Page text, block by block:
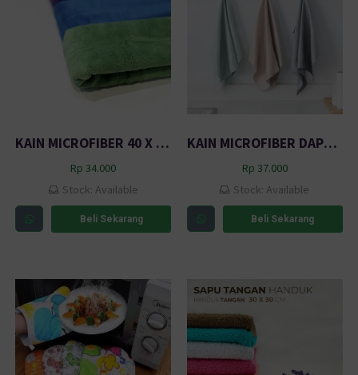
KAIN MICROFIBER 40 X 40 CM HOME KLAS KS (3 SET)
Rp 34.000
Stock: Available
Beli Sekarang
KAIN MICROFIBER DAPUR 40 X 30 CM SERBA GUNA (3 PCS)
Rp 37.000
Stock: Available
Beli Sekarang